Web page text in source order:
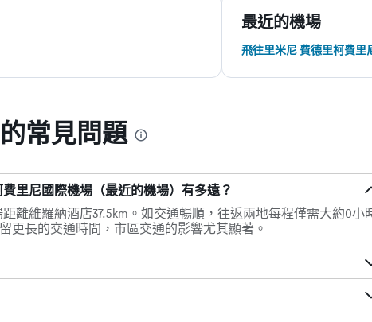
最近的機場
飛往里米尼 費德里柯費里
常見問題
里尼國際機場（最近的機場）有多遠？
離維羅納酒店37.5km。如交通暢順，往返兩地每程僅需大約0小
更長的交通時間，市區交通的影響尤其顯著。